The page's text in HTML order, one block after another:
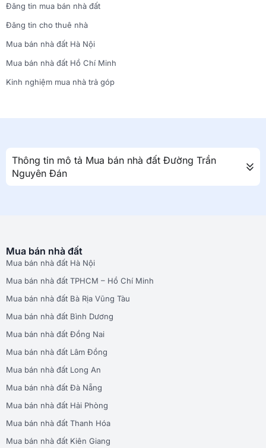
Đăng tin mua bán nhà đất
Đăng tin cho thuê nhà
Mua bán nhà đất Hà Nội
Mua bán nhà đất Hồ Chí Minh
Kinh nghiệm mua nhà trả góp
Thông tin mô tả Mua bán nhà đất Đường Trần
Nguyên Đán
Mua bán nhà đất
Mua bán nhà đất Hà Nội
Mua bán nhà đất TPHCM – Hồ Chí Minh
Mua bán nhà đất Bà Rịa Vũng Tàu
Mua bán nhà đất Bình Dương
Mua bán nhà đất Đồng Nai
Mua bán nhà đất Lâm Đồng
Mua bán nhà đất Long An
Mua bán nhà đất Đà Nẵng
Mua bán nhà đất Hải Phòng
Mua bán nhà đất Thanh Hóa
Mua bán nhà đất Kiên Giang